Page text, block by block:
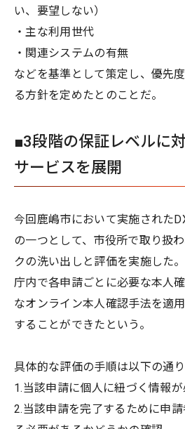
い、要望しない）
・主な利用世代
・関連システムの有無
などを基準として策定し、優先
る方針を定めたとのことだ。
■3段階の保証レベルに
サービスを展開
今回鹿嶋市において実施された
の一つとして、市役所で取り扱
クの洗い出しと評価を実施した
庁内で各申請ごとに必要な本人
なオンライン本人確認手法を適
することができたという。
具体的な評価の手順は以下の通り
1.当該申請に個人に紐づく情報
2.当該申請を完了するために申